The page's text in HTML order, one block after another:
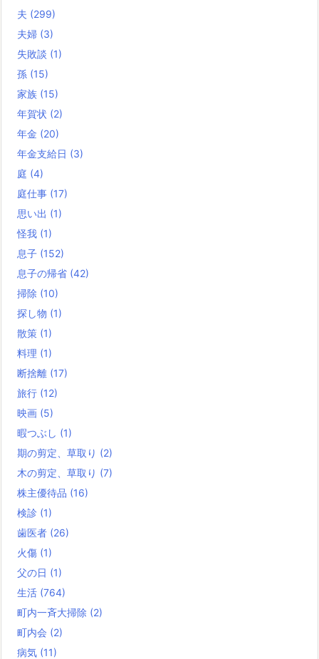
夫 (299)
夫婦 (3)
失敗談 (1)
孫 (15)
家族 (15)
年賀状 (2)
年金 (20)
年金支給日 (3)
庭 (4)
庭仕事 (17)
思い出 (1)
怪我 (1)
息子 (152)
息子の帰省 (42)
掃除 (10)
探し物 (1)
散策 (1)
料理 (1)
断捨離 (17)
旅行 (12)
映画 (5)
暇つぶし (1)
期の剪定、草取り (2)
木の剪定、草取り (7)
株主優待品 (16)
検診 (1)
歯医者 (26)
火傷 (1)
父の日 (1)
生活 (764)
町内一斉大掃除 (2)
町内会 (2)
病気 (11)